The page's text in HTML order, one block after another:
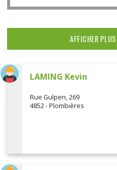
LAMING Kevin
Rue Gulpen, 269
4852 - Plombières
AFFICHER